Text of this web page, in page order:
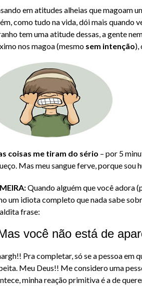
em atitudes alheias que magoam
como tudo na vida, dói mais quando
tem uma atitude dessas, a gente
nos magoa (mesmo sem intenção),
coisas me tiram do sério – por 5
Mas meu sangue ferve, porque sou
Quando alguém que você adora
um idiota completo que nada sabe
frase:
você não está de
Pra completar, só se a pessoa em
Meu Deus!! Me considero uma
minha reação primitiva é a de